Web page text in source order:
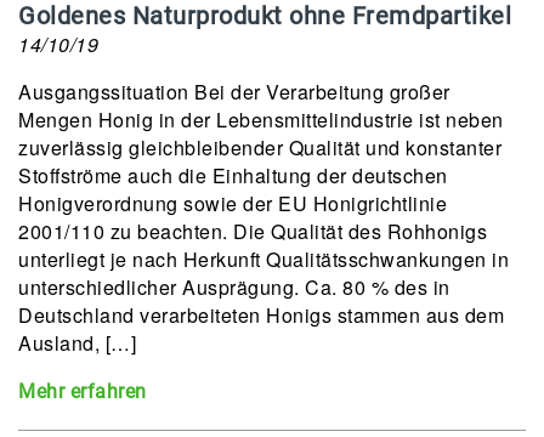
Goldenes Naturprodukt ohne Fremdpartikel
14/10/19
Ausgangssituation Bei der Verarbeitung großer
Mengen Honig in der Lebensmittelindustrie ist neben
zuverlässig gleichbleibender Qualität und konstanter
Stoffströme auch die Einhaltung der deutschen
Honigverordnung sowie der EU Honigrichtlinie
2001/110 zu beachten. Die Qualität des Rohhonigs
unterliegt je nach Herkunft Qualitätsschwankungen in
unterschiedlicher Ausprägung. Ca. 80 % des in
Deutschland verarbeiteten Honigs stammen aus dem
Ausland, […]
Mehr erfahren